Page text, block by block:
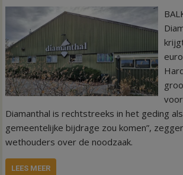
Diamanthal is rechtstreeks in het geding
gemeentelijke bijdrage zou komen”,
wethouders over de noodzaak.
LEES MEER